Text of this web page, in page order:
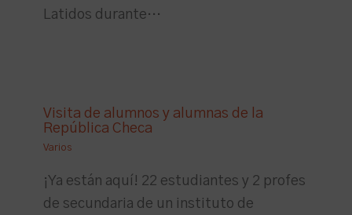
Latidos durante…
Visita de alumnos y alumnas de la
República Checa
Varios
¡Ya están aquí! 22 estudiantes y 2 profes
de secundaria de un instituto de